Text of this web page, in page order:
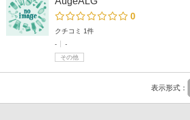
0
クチコミ 1件
-
-
その他
表示形式：